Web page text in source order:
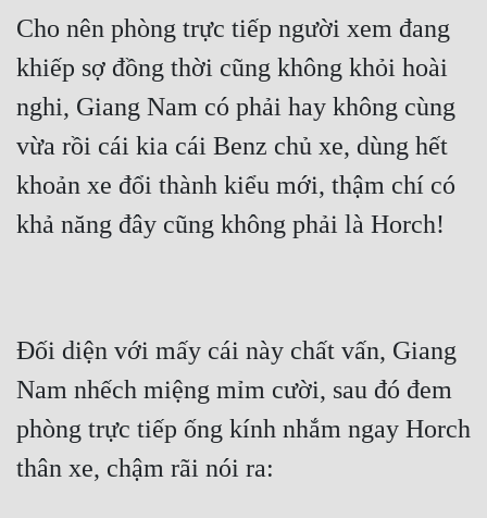
Cho nên phòng trực tiếp người xem đang
khiếp sợ đồng thời cũng không khỏi hoài
nghi, Giang Nam có phải hay không cùng
vừa rồi cái kia cái Benz chủ xe, dùng hết
khoản xe đổi thành kiểu mới, thậm chí có
khả năng đây cũng không phải là Horch!
Đối diện với mấy cái này chất vấn, Giang
Nam nhếch miệng mỉm cười, sau đó đem
phòng trực tiếp ống kính nhắm ngay Horch
thân xe, chậm rãi nói ra: